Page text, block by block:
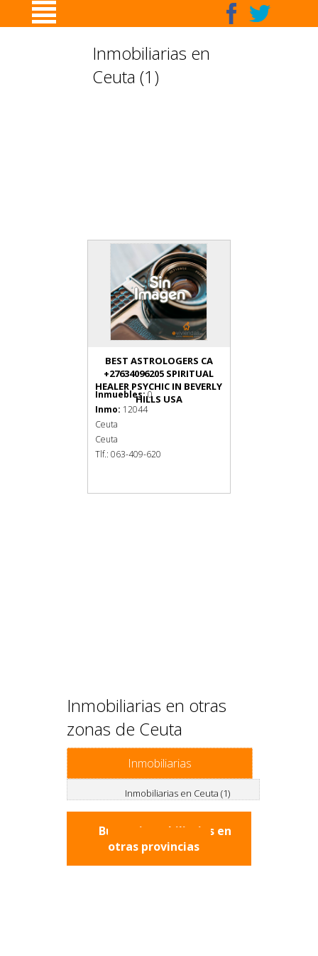
Inmobiliarias en
Ceuta (1)
BEST ASTROLOGERS CA
+27634096205 SPIRITUAL
HEALER PSYCHIC IN BEVERLY
HILLS USA
Inmuebles:0
Inmo: 12044
Ceuta
Ceuta
Tlf.: 063-409-620
Inmobiliarias en otras
zonas de Ceuta
Inmobiliarias
Inmobiliarias en Ceuta (1)
Buscar inmobiliarias en
otras provincias